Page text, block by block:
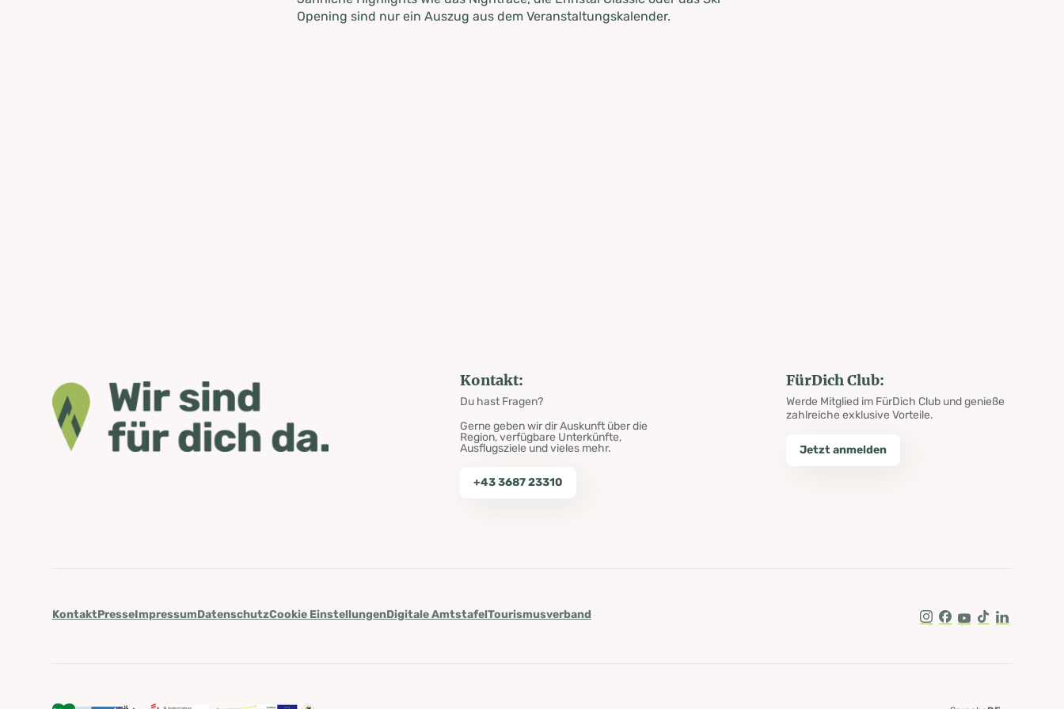
Opening sind nur ein Auszug aus dem Veranstaltungskalender.
Kontakt:
Du hast Fragen?
Gerne geben wir dir Auskunft über die
Region, verfügbare Unterkünfte,
Ausflugsziele und vieles mehr.
+43 3687 23310
FürDich Club:
Werde Mitglied im FürDich Club und genieße
zahlreiche exklusive Vorteile.
Jetzt anmelden
KontaktPresseImpressumDatenschutzCookie EinstellungenDigitale AmtstafelTourismusverband
Instagram
Facebook
Youtube
Tik TokLinkedIn